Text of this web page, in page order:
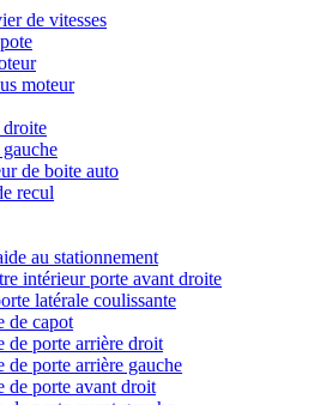
de vitesses
moteur
droite
de boite auto
recul
au stationnement
intérieur porte avant droite
latérale coulissante
de capot
de porte arrière droit
de porte arrière gauche
de porte avant droit